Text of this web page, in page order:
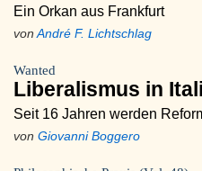
Ein Orkan aus Frankfurt
von André F. Lichtschlag
Wanted
Liberalismus in
Seit 16 Jahren werden
von Giovanni Boggero